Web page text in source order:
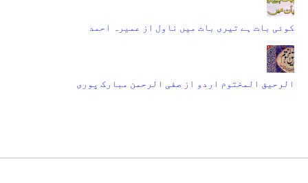
کوئی بات ہے تیری بات میں ناول از عمیرہ احمد
الرحیق المختوم اردو از صفی الرحمن مبارک پوری